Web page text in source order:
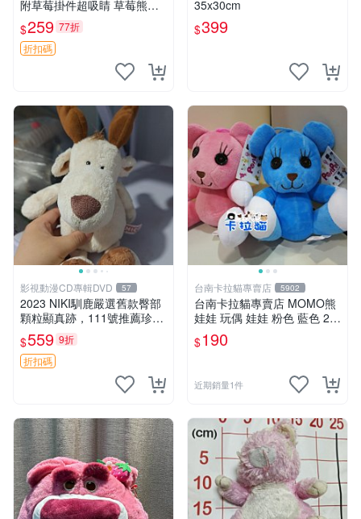
附草莓掛件超吸睛 草莓熊手
提包 草莓掛件 可愛portunes
e
$259 77折
折扣碼
35x30cm
$399
影視動漫CD專輯DVD 57
2023 NIKI馴鹿嚴選舊款臀部
顆粒顯真跡，111號推薦珍藏
品 馴鹿 舊款 尾巴顆粒
$559 9折
折扣碼
台南卡拉貓專賣店 5902
台南卡拉貓專賣店 MOMO熊
娃娃 玩偶 娃娃 粉色 藍色 2色
分售
$190
近期銷量1件